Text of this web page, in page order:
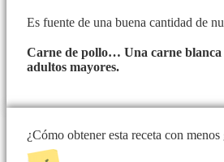
Es fuente de una buena cantidad de
Carne de pollo… Una carne blanca
adultos mayores.
¿Cómo obtener esta receta con